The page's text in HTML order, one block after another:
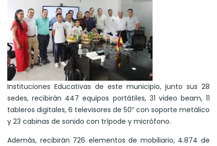
Instituciones Educativas de este municipio, junto sus 28
sedes, recibirán 447 equipos portátiles, 31 video beam, 11
tableros digitales, 6 televisores de 50” con soporte metálico
y 23 cabinas de sonido con trípode y micrófono.
Además, recibirán 726 elementos de mobiliario, 4.874 de